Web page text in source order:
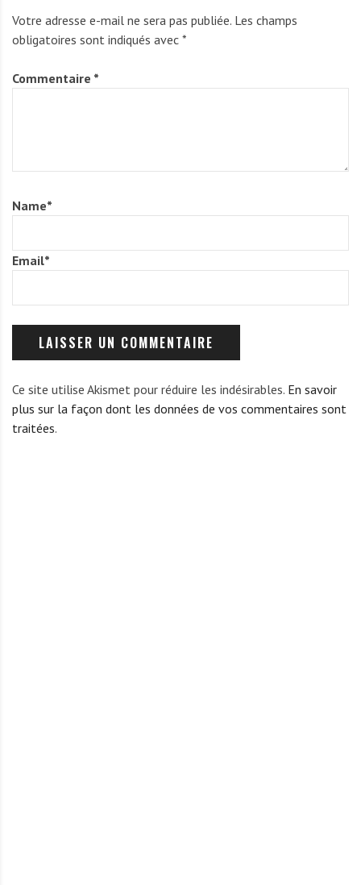
Votre adresse e-mail ne sera pas publiée. Les champs
obligatoires sont indiqués avec *
Commentaire *
Name*
Email*
Ce site utilise Akismet pour réduire les indésirables. En savoir
plus sur la façon dont les données de vos commentaires sont
traitées.